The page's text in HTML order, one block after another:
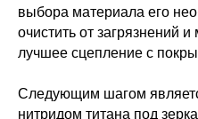
выбора материала его
очистить от загрязнений
лучшее сцепление с
Следующим шагом
нитридом титана под